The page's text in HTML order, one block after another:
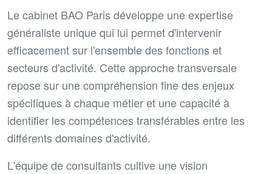
Le cabinet BAO Paris développe une expertise
généraliste unique qui lui permet d'intervenir
efficacement sur l'ensemble des fonctions et
secteurs d'activité. Cette approche transversale
repose sur une compréhension fine des enjeux
spécifiques à chaque métier et une capacité à
identifier les compétences transférables entre les
différents domaines d'activité.
L'équipe de consultants cultive une vision